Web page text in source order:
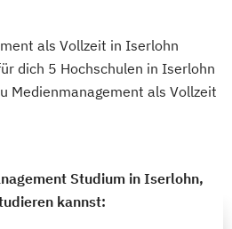
als Vollzeit in Iserlohn
dich 5 Hochschulen in Iserlohn
Medienmanagement als Vollzeit
Studium in Iserlohn,
kannst: